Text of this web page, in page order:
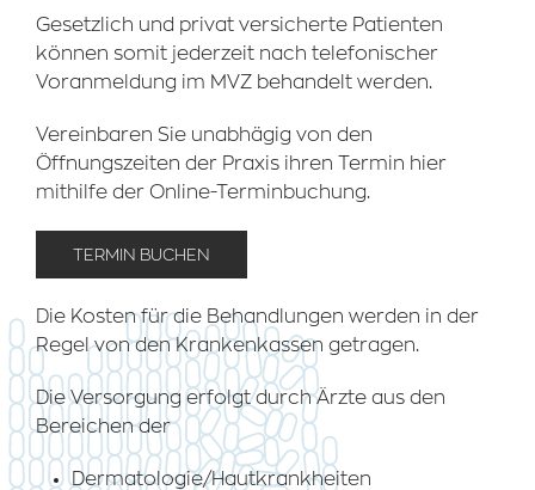
Gesetzlich und privat versicherte Patienten
können somit jederzeit nach telefonischer
Voranmeldung im MVZ behandelt werden.
Vereinbaren Sie unabhägig von den
Öffnungszeiten der Praxis ihren Termin hier
mithilfe der Online-Terminbuchung.
TERMIN BUCHEN
Die Kosten für die Behandlungen werden in der
Regel von den Krankenkassen getragen.
Die Versorgung erfolgt durch Ärzte aus den
Bereichen der
Dermatologie/Hautkrankheiten